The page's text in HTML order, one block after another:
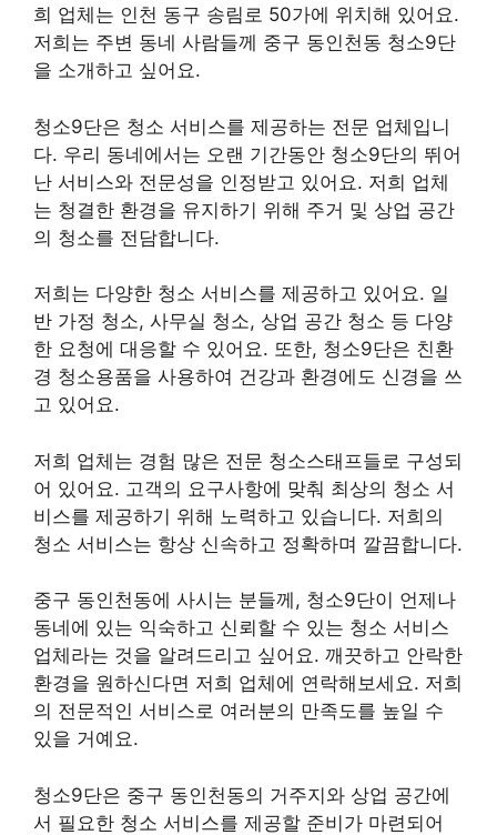
희 업체는 인천 동구 송림로 50가에 위치해 있어요.
저희는 주변 동네 사람들께 중구 동인천동 청소9단
을 소개하고 싶어요.
청소9단은 청소 서비스를 제공하는 전문 업체입니
다. 우리 동네에서는 오랜 기간동안 청소9단의 뛰어
난 서비스와 전문성을 인정받고 있어요. 저희 업체
는 청결한 환경을 유지하기 위해 주거 및 상업 공간
의 청소를 전담합니다.
저희는 다양한 청소 서비스를 제공하고 있어요. 일
반 가정 청소, 사무실 청소, 상업 공간 청소 등 다양
한 요청에 대응할 수 있어요. 또한, 청소9단은 친환
경 청소용품을 사용하여 건강과 환경에도 신경을 쓰
고 있어요.
저희 업체는 경험 많은 전문 청소스태프들로 구성되
어 있어요. 고객의 요구사항에 맞춰 최상의 청소 서
비스를 제공하기 위해 노력하고 있습니다. 저희의
청소 서비스는 항상 신속하고 정확하며 깔끔합니다.
중구 동인천동에 사시는 분들께, 청소9단이 언제나
동네에 있는 익숙하고 신뢰할 수 있는 청소 서비스
업체라는 것을 알려드리고 싶어요. 깨끗하고 안락한
환경을 원하신다면 저희 업체에 연락해보세요. 저희
의 전문적인 서비스로 여러분의 만족도를 높일 수
있을 거예요.
청소9단은 중구 동인천동의 거주지와 상업 공간에
서 필요한 청소 서비스를 제공할 준비가 마련되어